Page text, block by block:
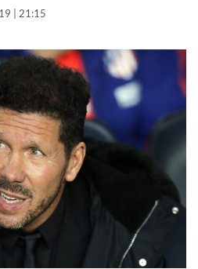
| 21:15